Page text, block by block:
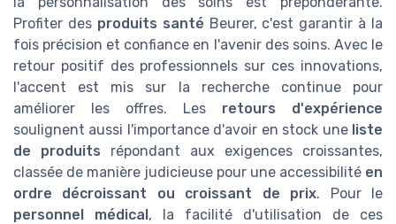
Profiter des produits santé Beurer, c'est garantir à la
fois précision et confiance en l'avenir des soins. Avec le
retour positif des professionnels sur ces innovations,
l'accent est mis sur la recherche continue pour
améliorer les offres. Les retours d'expérience
soulignent aussi l'importance d'avoir en stock une liste
de produits répondant aux exigences croissantes,
classée de manière judicieuse pour une accessibilité en
ordre décroissant ou croissant de prix. Pour le
personnel médical, la facilité d'utilisation de ces